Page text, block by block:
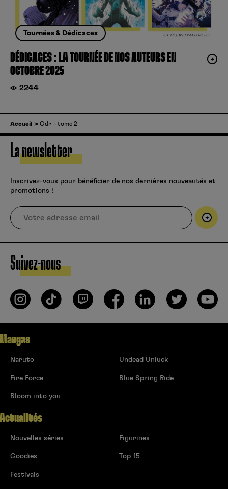
Tournées & Dédicaces
DÉDICACES : LA TOURNÉE DE NOS AUTEURS EN
OCTOBRE 2025
2244
Accueil Odr – tome 2
La newsletter
Inscrivez-vous pour bénéficier de nos dernières nouveautés et
promotions !
Suivez-nous
Mangas
Naruto
Fire Force
Bloom into you
Undead Unluck
Blue Spring Ride
Actualités
Nouvelles séries
Goodies
Festivals
Figurines
Top 15